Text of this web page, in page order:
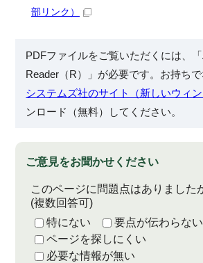
部リンク）
PDFファイルをご覧いただくには、「
Reader（R）」が必要です。お持ち
システムズ社のサイト（新しいウィ
ンロード（無料）してください。
ご意見をお聞かせください
このページに問題点はありました
(複数回答可)
特にない
要点が伝わらない
ページを探しにくい
必要な情報が無い